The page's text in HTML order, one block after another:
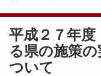
平成２７年
る県の施策
ついて